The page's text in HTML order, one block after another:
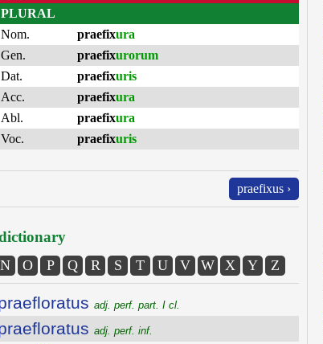
PLURAL
Nom.
praefixura
Gen.
praefixurorum
Dat.
praefixuris
Acc.
praefixura
Abl.
praefixura
Voc.
praefixuris
praefixus ›
N O P Q R S T U V W X Y Z
adj. perf. part. I cl.
adj. perf. inf.